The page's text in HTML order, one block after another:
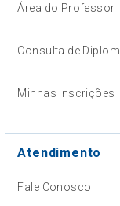
Área do Professor
Consulta de
Minhas Inscrições
Atendimento
Fale Conosco